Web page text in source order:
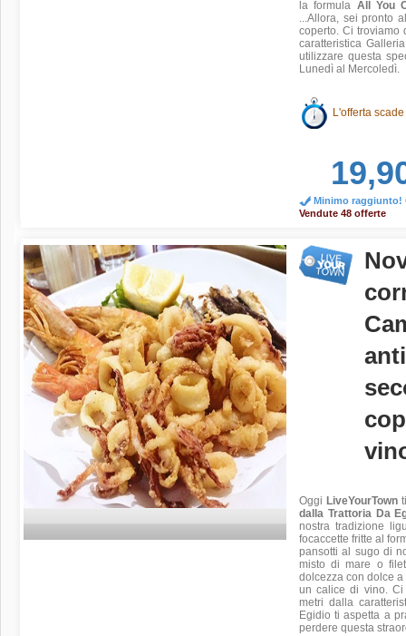
la formula All You
...Allora, sei pronto
coperto. Ci troviamo
caratteristica
utilizzare questa
Lunedì al Mercoledì.
L'offerta
Minimo raggiunto!
Vendute 48 offerte
Oggi LiveYourTownti
dalla Trattoria Da
nostra tradizione
focaccette fritte al
pansotti al sugo di
misto di mare o
dolcezza con dolce
un calice di vino. Ci
metri dalla
Egidio ti aspetta a
perdere questa